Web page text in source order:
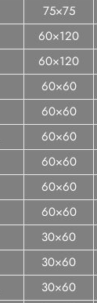
75×75
60×120
60×120
60×60
60×60
60×60
60×60
60×60
60×60
30×60
30×60
30×60